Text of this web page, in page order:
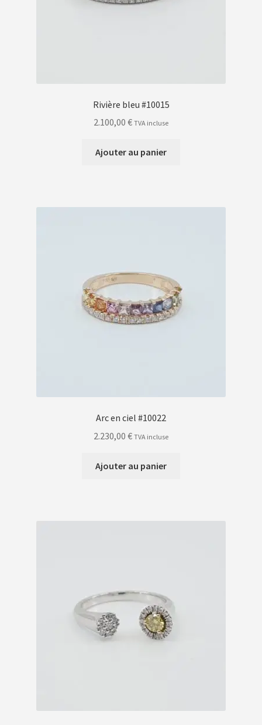
Rivière bleu #10015
2.100,00 € TVA incluse
Ajouter au panier
Arc en ciel #10022
2.230,00 € TVA incluse
Ajouter au panier